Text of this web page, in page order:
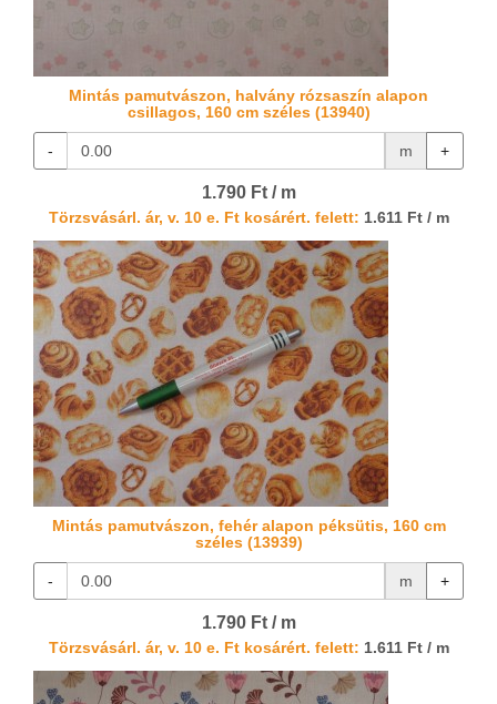
Mintás pamutvászon, halvány rózsaszín alapon
csillagos, 160 cm széles (13940)
- m +
1.790 Ft / m
Törzsvásárl. ár, v. 10 e. Ft kosárért. felett: 1.611 Ft / m
Mintás pamutvászon, fehér alapon péksütis, 160 cm
széles (13939)
- m +
1.790 Ft / m
Törzsvásárl. ár, v. 10 e. Ft kosárért. felett: 1.611 Ft / m